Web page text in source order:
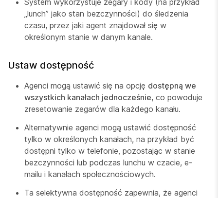
System wykorzystuje zegary i kody (na przykład
„lunch” jako stan bezczynności) do śledzenia
czasu, przez jaki agent znajdował się w
określonym stanie w danym kanale.
Ustaw dostępność
Agenci mogą ustawić się na opcję dostępną we
wszystkich kanałach jednocześnie, co powoduje
zresetowanie zegarów dla każdego kanału.
Alternatywnie agenci mogą ustawić dostępność
tylko w określonych kanałach, na przykład być
dostępni tylko w telefonie, pozostając w stanie
bezczynności lub podczas lunchu w czacie, e-
mailu i kanałach społecznościowych.
Ta selektywna dostępność zapewnia, że agenci